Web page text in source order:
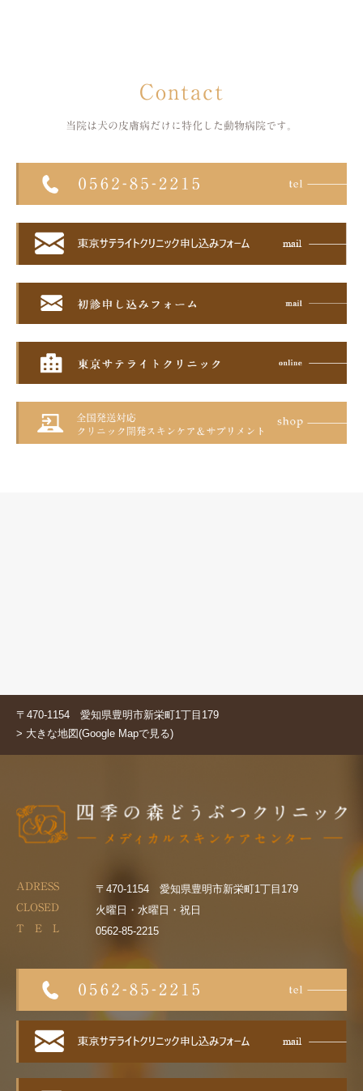
Contact
当院は犬の皮膚病だけに特化した 動物病院です。
〒470-1154 愛知県豊明市新栄町1丁目179
> 大きな地図(Google Mapで見る)
ADRESS 〒470-1154 愛知県豊明市新栄町1丁目179
CLOSED 火曜日・水曜日・祝日
T E L 0562-85-2215